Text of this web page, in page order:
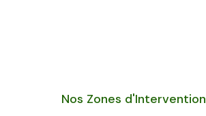
Nos Zones d'Intervention